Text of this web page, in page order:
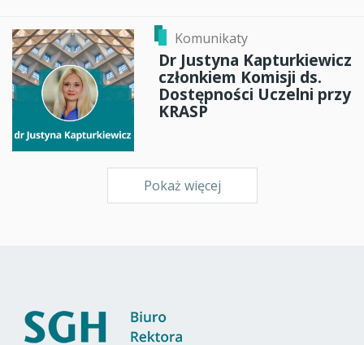
Komunikaty
Dr Justyna Kapturkiewicz
członkiem Komisji ds.
Dostępności Uczelni przy
KRASP
Pokaż więcej